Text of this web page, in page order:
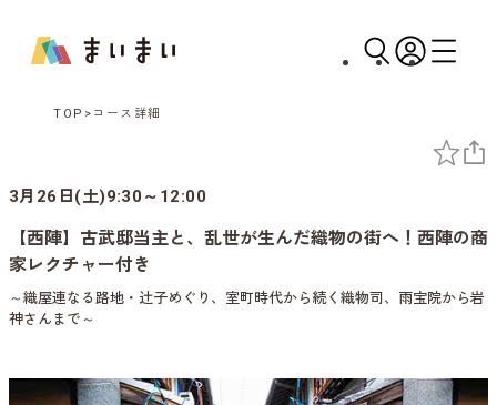
TOP コース詳細
3月26日(土)9:30～12:00
【西陣】古武邸当主と、乱世が生んだ織物の街へ！西陣の商
家レクチャー付き
～織屋連なる路地・辻子めぐり、室町時代から続く織物司、雨宝院から岩
神さんまで～